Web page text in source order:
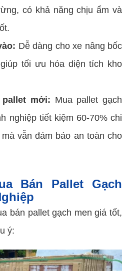
có khả năng chịu ẩm và
Dễ dàng cho xe nâng bốc
tối ưu hóa diện tích kho
mới: Mua pallet gạch
nghiệp tiết kiệm 60-70% chi
vẫn đảm bảo an toàn cho
Bán Pallet Gạch
bán pallet gạch men giá tốt,
ý: